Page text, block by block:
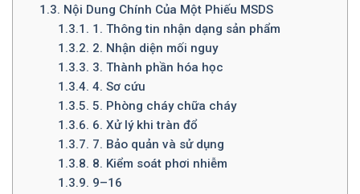
1.3. Nội Dung Chính Của Một Phiếu MSDS
1.3.1. 1. Thông tin nhận dạng sản phẩm
1.3.2. 2. Nhận diện mối nguy
1.3.3. 3. Thành phần hóa học
1.3.4. 4. Sơ cứu
1.3.5. 5. Phòng cháy chữa cháy
1.3.6. 6. Xử lý khi tràn đổ
1.3.7. 7. Bảo quản và sử dụng
1.3.8. 8. Kiểm soát phơi nhiễm
1.3.9. 9–16